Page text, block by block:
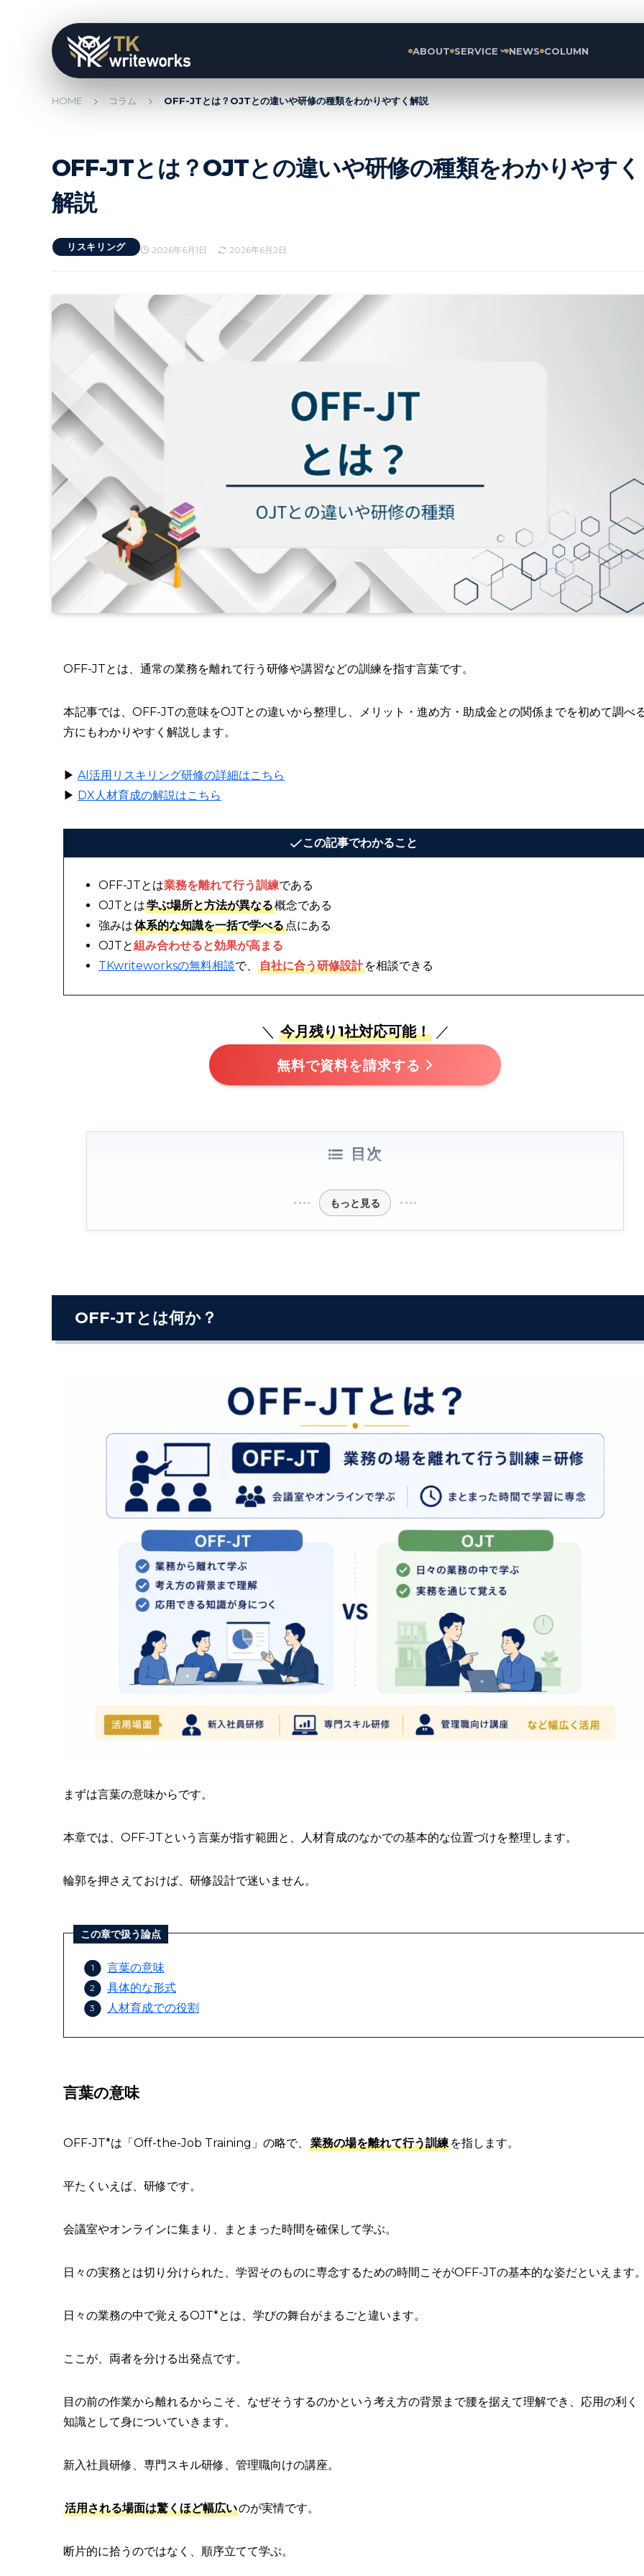
ABOUT SERVICE NEWS COLUMN
HOME コラム OFF-JTとは？OJTとの違いや研修の種類をわかりやすく解説
OFF-JTとは？OJTとの違いや研修の種類をわかりやすく
解説
リスキリング 2026年6月1日 2026年6月2日
OFF-JTとは、通常の業務を離れて行う研修や講習などの訓練を指す言葉です。
本記事では、OFF-JTの意味をOJTとの違いから整理し、メリット・進め方・助成金との関係までを初めて調べ
方にもわかりやすく解説します。
▶︎ AI活用リスキリング研修の詳細はこちら
▶︎ DX人材育成の解説はこちら
この記事でわかること
OFF-JTとは業務を離れて行う訓練である
OJTとは学ぶ場所と方法が異なる概念である
強みは体系的な知識を一括で学べる 点にある
OJTと組み合わせると効果が高まる
TKwriteworksの無料相談で、 自社に合う研修設計 を相談できる
＼ 今月残り1社対応可能！／
無料で資料を請求する
目次
もっと見る
OFF-JTとは何か？
まずは言葉の意味からです。
本章では、OFF-JTという言葉が指す範囲と、人材育成のなかでの基本的な位置づけを整理します。
輪郭を押さえておけば、研修設計で迷いません。
この章で扱う論点
言葉の意味
具体的な形式
人材育成での役割
言葉の意味
OFF-JT*は「Off-the-Job Training」の略で、 業務の場を離れて行う訓練 を指します。
平たくいえば、研修です。
会議室やオンラインに集まり、まとまった時間を確保して学ぶ。
日々の実務とは切り分けられた、学習そのものに専念するための時間こそがOFF-JTの基本的な姿だといえます
日々の業務の中で覚えるOJT*とは、学びの舞台がまるごと違います。
ここが、両者を分ける出発点です。
目の前の作業から離れるからこそ、なぜそうするのかという考え方の背景まで腰を据えて理解でき、応用の利く
知識として身についていきます。
新入社員研修、専門スキル研修、管理職向けの講座。
活用される場面は驚くほど幅広いのが実情です。
断片的に拾うのではなく、順序立てて学ぶ。